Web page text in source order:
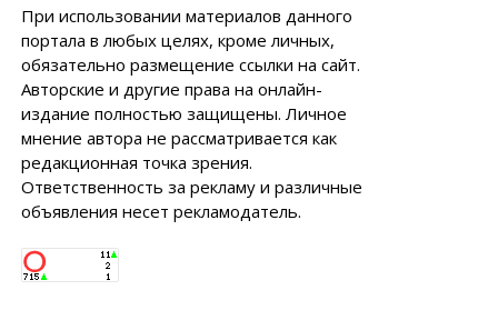
При использовании материалов данного
портала в любых целях, кроме личных,
обязательно размещение ссылки на сайт.
Авторские и другие права на онлайн-
издание полностью защищены. Личное
мнение автора не рассматривается как
редакционная точка зрения.
Ответственность за рекламу и различные
объявления несет рекламодатель.